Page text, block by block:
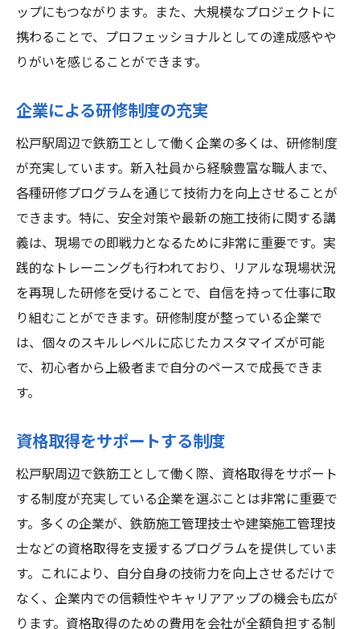
ップにもつながります。また、大規模なプロジェクトに
携わることで、プロフェッショナルとしての達成感やや
りがいを感じることができます。
企業による研修制度の充実
松戸駅周辺で鉄筋工として働く企業の多くは、研修制度
が充実しています。新入社員から経験豊富な職人まで、
各種研修プログラムを通じて技術力を向上させることが
できます。特に、安全対策や最新の施工技術に関する講
義は、現場での即戦力となるために非常に重要です。実
践的なトレーニングも行われており、リアルな現場状況
を再現した研修を受けることで、自信を持って仕事に取
り組むことができます。研修制度が整っている企業で
は、個々のスキルレベルに応じたカスタマイズが可能
で、初心者から上級者まで自分のペースで成長できま
す。
資格取得をサポートする制度
松戸駅周辺で鉄筋工として働く際、資格取得をサポート
する制度が充実している企業を選ぶことは非常に重要で
す。多くの企業が、鉄筋施工管理技士や建築施工管理技
士などの資格取得を支援するプログラムを提供していま
す。これにより、自分自身の技術力を向上させるだけで
なく、企業内での信頼性やキャリアアップの機会も広が
ります。資格取得のための費用を会社が全額負担する制